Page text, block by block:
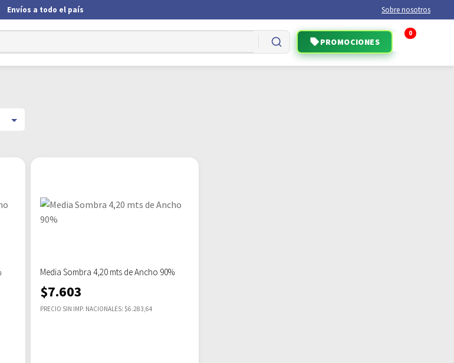
Envíos a todo el país Sobre nosotros
PROMOCIONES
0
Media Sombra 4,20 mts de Ancho 90%
$7.603
PRECIO SIN IMP. NACIONALES: $6.283,64